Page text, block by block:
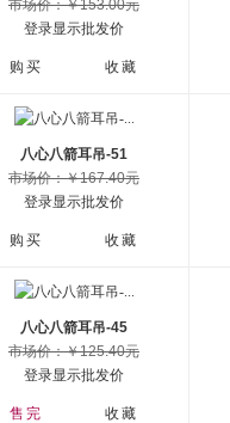
市场价：￥153.00元
登录显示批发价
购买 收藏
八心八箭耳吊-51
市场价：￥167.40元
登录显示批发价
购买 收藏
八心八箭耳吊-45
市场价：￥125.40元
登录显示批发价
售完 收藏